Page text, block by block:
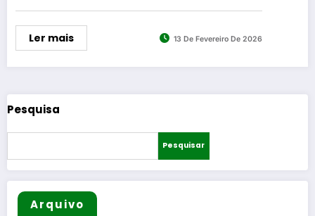
Ler mais 13 De Fevereiro De 2026
Pesquisa
Pesquisar
Arquivo